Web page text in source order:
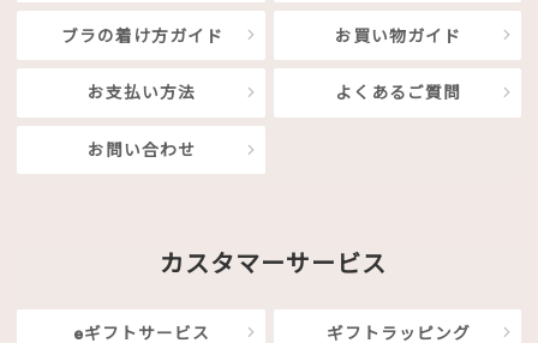
ブラの着け方ガイド お買い物ガイド
お支払い方法 よくあるご質問
お問い合わせ
カスタマーサービス
eギフトサービス ギフトラッピング